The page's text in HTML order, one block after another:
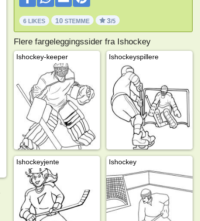
6 LIKES 10 STEMME 3/5
Flere fargeleggingssider fra Ishockey
Ishockey-keeper Ishockeyspillere
Ishockeyjente Ishockey